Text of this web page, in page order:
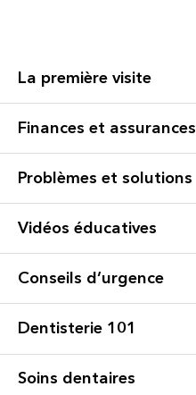
La première visite
Finances et assurances
Problèmes et solutions
Vidéos éducatives
Conseils d’urgence
Dentisterie 101
Soins dentaires